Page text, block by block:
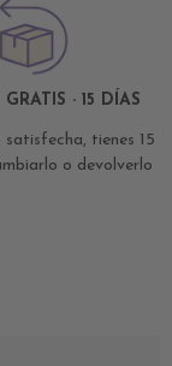
· 15 DÍAS
satisfecha, tienes 15
o devolverlo